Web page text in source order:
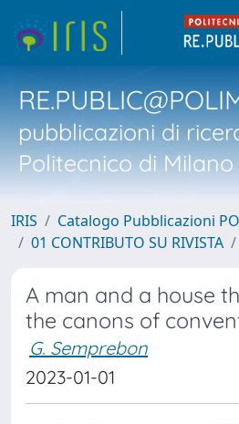
pubblicazioni di
Politecnico di Milano
IRIS
Catalogo Pubblicazioni
01 CONTRIBUTO SU RIVISTA
A man and a house
the canons of
G. Semprebon
2023-01-01